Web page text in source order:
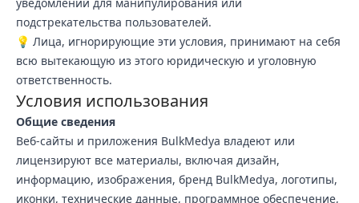
подстрекательства пользователей.
💡 Лица, игнорирующие эти условия, принимают на себя
всю вытекающую из этого юридическую и уголовную
ответственность.
Условия использования
Общие сведения
Веб-сайты и приложения BulkMedya владеют или
лицензируют все материалы, включая дизайн,
информацию, изображения, бренд BulkMedya, логотипы,
иконки, технические данные, программное обеспечение,